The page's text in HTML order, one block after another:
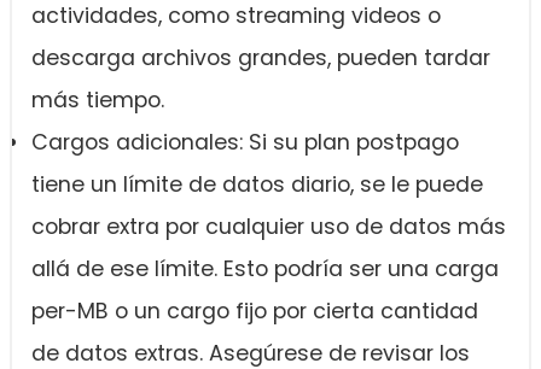
actividades, como streaming videos o
descarga archivos grandes, pueden tardar
más tiempo.
Cargos adicionales: Si su plan postpago
tiene un límite de datos diario, se le puede
cobrar extra por cualquier uso de datos más
allá de ese límite. Esto podría ser una carga
per-MB o un cargo fijo por cierta cantidad
de datos extras. Asegúrese de revisar los